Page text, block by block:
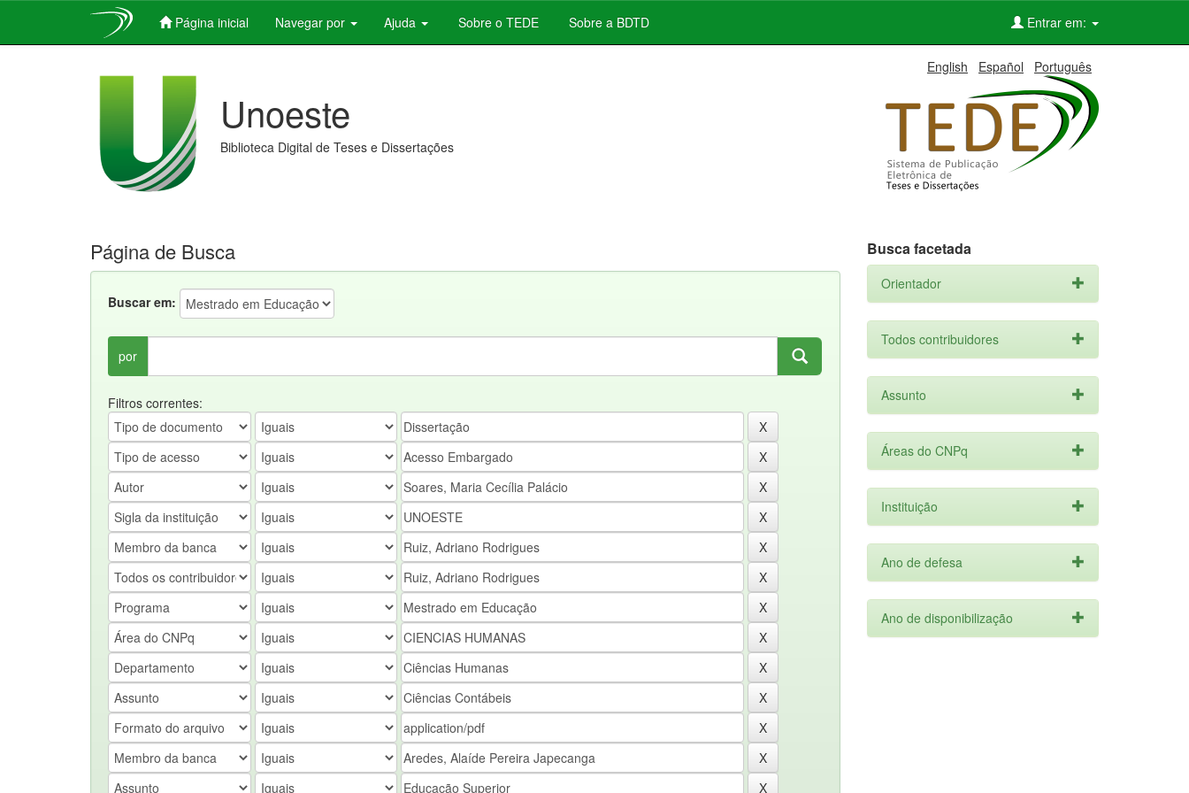
Página inicial Navegar por Ajuda Sobre o TEDE Sobre a BDTD Entrar em:
English Español Português
Unoeste
Biblioteca Digital de Teses e Dissertações
Página de Busca
Buscar em:
por
Filtros correntes:
Busca facetada
Orientador
Todos contribuidores
Assunto
Áreas do CNPq
Instituição
Ano de defesa
Ano de disponibilização